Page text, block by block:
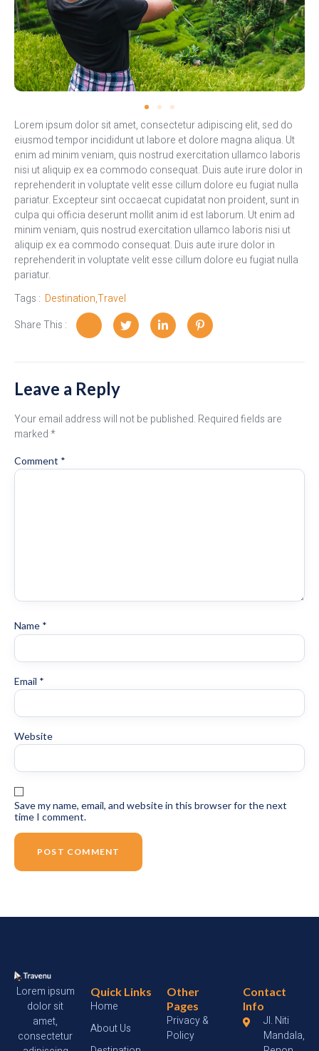
Lorem ipsum dolor sit amet, consectetur adipiscing elit, sed do
eiusmod tempor incididunt ut labore et dolore magna aliqua. Ut
enim ad minim veniam, quis nostrud exercitation ullamco laboris
nisi ut aliquip ex ea commodo consequat. Duis aute irure dolor in
reprehenderit in voluptate velit esse cillum dolore eu fugiat nulla
pariatur. Excepteur sint occaecat cupidatat non proident, sunt in
culpa qui officia deserunt mollit anim id est laborum. Ut enim ad
minim veniam, quis nostrud exercitation ullamco laboris nisi ut
aliquip ex ea commodo consequat. Duis aute irure dolor in
reprehenderit in voluptate velit esse cillum dolore eu fugiat nulla
pariatur.
Tags : Destination,Travel
Share This :
Leave a Reply
Your email address will not be published. Required fields are
marked*
Comment *
Name *
Email *
Website
Save my name, email, and website in this browser for the next
time I comment.
Lorem ipsum
dolor sit
amet,
consectetur
Quick Links
Home
About Us
Other
Pages
Privacy &
Policy
Contact
Info
Jl. Niti
Mandala,